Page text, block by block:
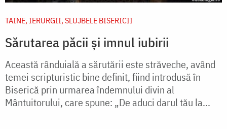
TAINE, IERURGII, SLUJBELE BISERICII
Sărutarea păcii și imnul iubirii
Această rânduială a sărutării este străveche, având
temei scripturistic bine definit, fiind introdusă în
Biserică prin urmarea îndemnului divin al
Mântuitorului, care spune: „De aduci darul tău la...